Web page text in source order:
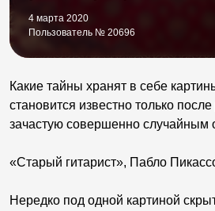
4 марта 2020
Пользователь № 20696
Какие тайны хранят в себе
становится известно только
зачастую совершенно случайным
«Старый гитарист», Пабло
Нередко под одной картиной